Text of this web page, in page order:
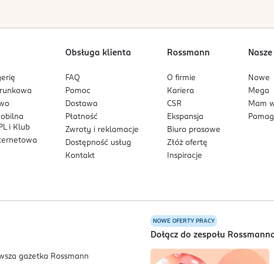
i Klub
Obsługa klienta
FAQ
Pomoc
Dostawa
Płatność
Zwroty i reklamacje
Dostępność usług
Kontakt
Rossmann
O firmie
Kariera
CSR
Ekspansja
Biuro prasowe
Złóż ofertę
Inspiracje
Nowe
Mega
Mam
NOWE OFERTY PRACY
Dołącz do zespołu